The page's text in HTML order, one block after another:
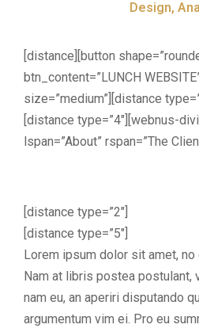
Design,
[distance][button
btn_content=”LUNCH
size=”medium”][distance
[distance type=”4″][webnus-
lspan=”About” rspan=”The
[distance type=”2″]
[distance type=”5″]
Lorem ipsum dolor sit amet,
Nam at libris postea postulant,
nam eu, an aperiri disputando
argumentum vim ei. Pro eu